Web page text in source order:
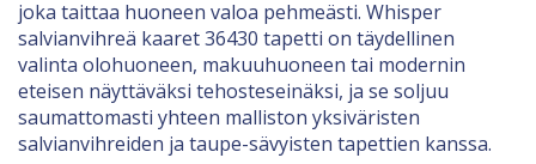
joka taittaa huoneen valoa pehmeästi. Whisper
salvianvihreä kaaret 36430 tapetti on täydellinen
valinta olohuoneen, makuuhuoneen tai modernin
eteisen näyttäväksi tehosteseinäksi, ja se soljuu
saumattomasti yhteen malliston yksiväristen
salvianvihreiden ja taupe-sävyisten tapettien kanssa.